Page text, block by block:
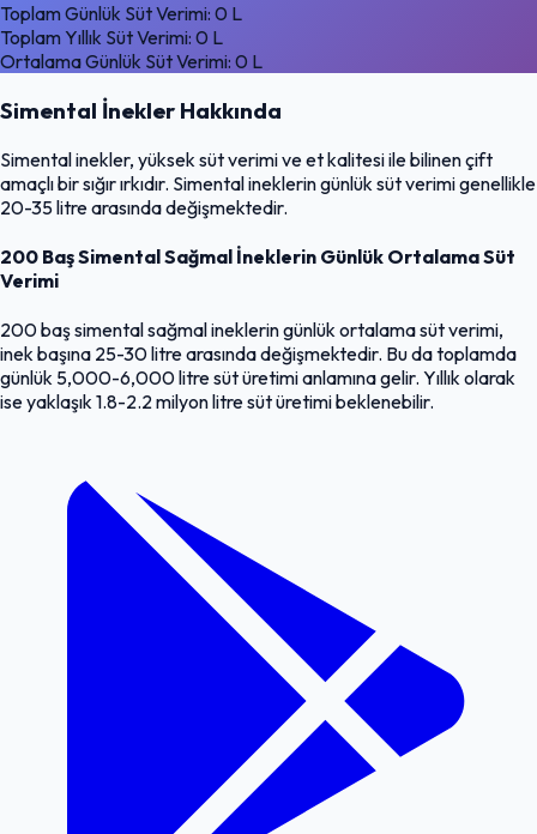
Toplam Günlük Süt Verimi: 0 L
Toplam Yıllık Süt Verimi: 0 L
Ortalama Günlük Süt Verimi: 0 L
Simental İnekler Hakkında
Simental inekler, yüksek süt verimi ve et kalitesi ile bilinen çift
amaçlı bir sığır ırkıdır. Simental ineklerin günlük süt verimi genellikle
20-35 litre arasında değişmektedir.
200 Baş Simental Sağmal İneklerin Günlük Ortalama Süt
Verimi
200 baş simental sağmal ineklerin günlük ortalama süt verimi,
inek başına 25-30 litre arasında değişmektedir. Bu da toplamda
günlük 5,000-6,000 litre süt üretimi anlamına gelir. Yıllık olarak
ise yaklaşık 1.8-2.2 milyon litre süt üretimi beklenebilir.